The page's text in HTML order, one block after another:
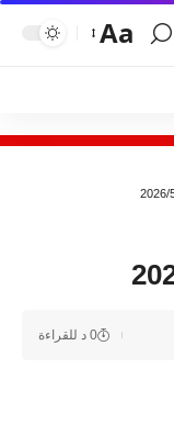
Aa
0 د للقراءة